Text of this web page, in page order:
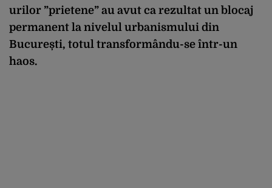
urilor ”prietene” au avut ca rezultat un blocaj
permanent la nivelul urbanismului din
București, totul transformându-se într-un
haos.